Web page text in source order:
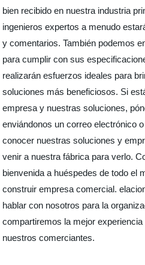
bien recibido en nuestra industria
ingenieros expertos a menudo
y comentarios. También podemos
para cumplir con sus
realizarán esfuerzos ideales para
soluciones más beneficiosos. Si
empresa y nuestras soluciones,
enviándonos un correo electrónico
conocer nuestras soluciones y
venir a nuestra fábrica para verlo.
bienvenida a huéspedes de todo el
construir empresa comercial.
hablar con nosotros para la
compartiremos la mejor
nuestros comerciantes.